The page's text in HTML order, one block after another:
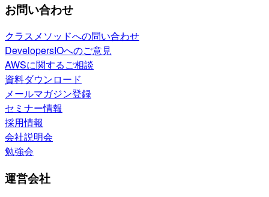
お問い合わせ
クラスメソッドへの問い合わせ
DevelopersIOへのご意見
AWSに関するご相談
資料ダウンロード
メールマガジン登録
セミナー情報
採用情報
会社説明会
勉強会
運営会社